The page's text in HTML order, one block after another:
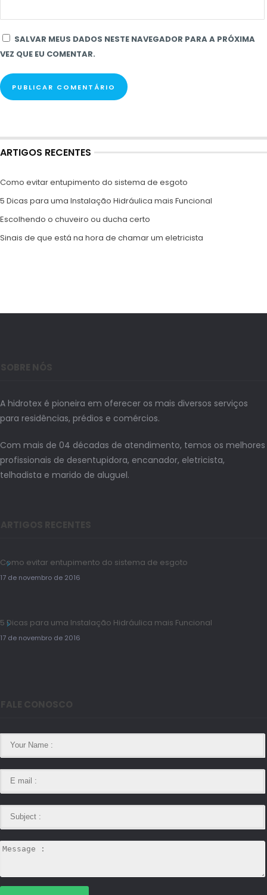
SALVAR MEUS DADOS NESTE NAVEGADOR PARA A PRÓXIMA
VEZ QUE EU COMENTAR.
ARTIGOS RECENTES
Como evitar entupimento do sistema de esgoto
5 Dicas para uma Instalação Hidráulica mais Funcional
Escolhendo o chuveiro ou ducha certo
Sinais de que está na hora de chamar um eletricista
A hidrotex é pioneira em oferecer os mais diversos serviços
para residências, prédios e comércios.
Com mais de 04 décadas de atendimento, temos os melhores
profissionais de desentupidora, encanador, eletricista,
telhadista e marido de aluguel.
Como evitar entupimento do sistema de esgoto
17 de novembro de 2016
5 Dicas para uma Instalação Hidráulica mais Funcional
17 de novembro de 2016